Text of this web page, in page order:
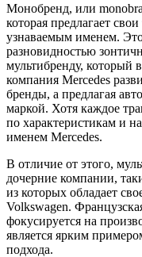
Монобренд, или
которая предлагает
узнаваемым именем.
разновидностью
мультибренду, который
компания Mercedes
бренды, а предлагая
маркой. Хотя каждое
по характеристикам и
именем Mercedes.
В отличие от этого,
дочерние компании,
из которых обладает
Volkswagen.
фокусируется на
является ярким
подхода.